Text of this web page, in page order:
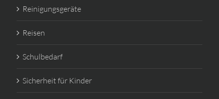
Reinigungsgeräte
Reisen
Schulbedarf
Sicherheit für Kinder